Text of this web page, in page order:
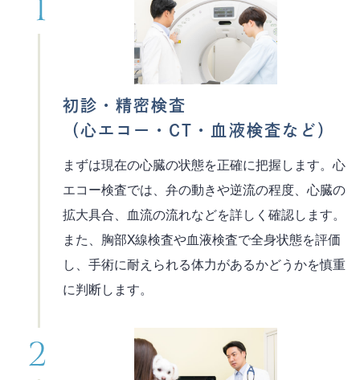
初診・精密検査
（心エコー・CT・血液検査など）
まずは現在の心臓の状態を正確に把握します。心
エコー検査では、弁の動きや逆流の程度、心臓の
拡大具合、血流の流れなどを詳しく確認します。
また、胸部X線検査や血液検査で全身状態を評価
し、手術に耐えられる体力があるかどうかを慎重
に判断します。